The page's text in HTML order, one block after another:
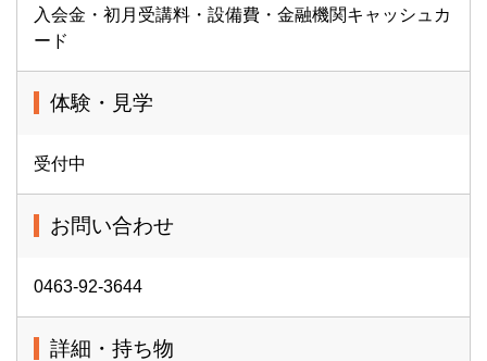
入会金・初月受講料・設備費・金融機関キャッシュカ
ード
体験・見学
受付中
お問い合わせ
0463-92-3644
詳細・持ち物